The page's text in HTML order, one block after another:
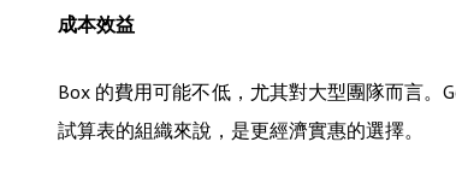
成本效益
Box 的費用可能不低，尤其對大型團隊而言。
試算表的組織來說，是更經濟實惠的選擇。